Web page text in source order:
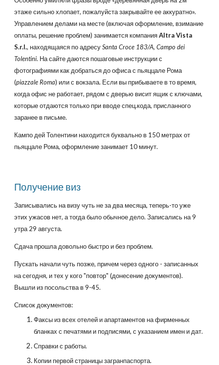
этаже сильно хлопает, пожалуйста закрывайте ее аккуратно».
Управлением делами на месте (включая оформление, взимание
оплаты, решение проблем) занимается компанияAltra Vista
S.r.l., находящаяся по адресуSanta Croce 183/A, Campo dei
Tolentini. На сайте даются пошаговые инструкции с
фотографиями как добраться до офиса с пьяццале Рома
(piazzale Roma) или с вокзала. Если вы прибываете в то время,
когда офис не работает, рядом с дверью висит ящик с ключами,
которые отдаются только при вводе спец.кода, присланного
заранее в письме.
Кампо дей Толентини находится буквально в 150 метрах от
пьяццале Рома, оформление занимает 10 минут.
Получение виз
Записывались на визу чуть не за два месяца, теперь-то уже
этих ужасов нет, а тогда было обычное дело. Записались на 9
утра 29 августа.
Сдача прошла довольно быстро и без проблем.
Пускать начали чуть позже, причем через одного - записанных
на сегодня, и тех у кого "повтор" (донесение документов).
Вышли из посольства в 9-45.
Список документов:
Факсы из всех отелей и апартаментов на фирменных
бланках с печатями и подписями, с указанием имен и дат.
Справки с работы.
Копии первой страницы загранпаспорта.